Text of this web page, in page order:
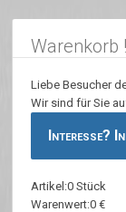
Warenkorb !
Liebe Besucher
Wir sind für Sie
Interesse?
Artikel:0 Stück
Warenwert:0 €